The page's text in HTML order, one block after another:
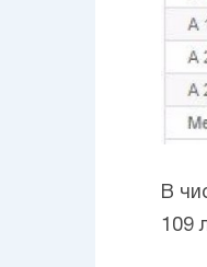
В
109